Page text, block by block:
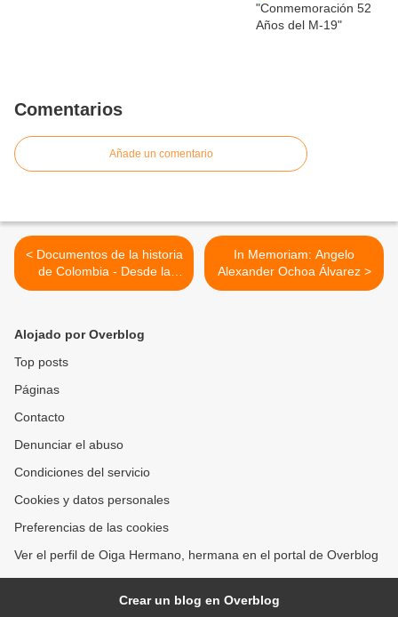
Comentarios
Añade un comentario
< Documentos de la historia
de Colombia - Desde la
Penitenciaría General de
dirección Nacional, abril de
In Memoriam: Angelo
Alexander Ochoa Álvarez >
Alojado por Overblog
Top posts
Páginas
Contacto
Denunciar el abuso
Condiciones del servicio
Cookies y datos personales
Preferencias de las cookies
Ver el perfil de Oiga Hermano, hermana en el portal de Overblog
Crear un blog en Overblog